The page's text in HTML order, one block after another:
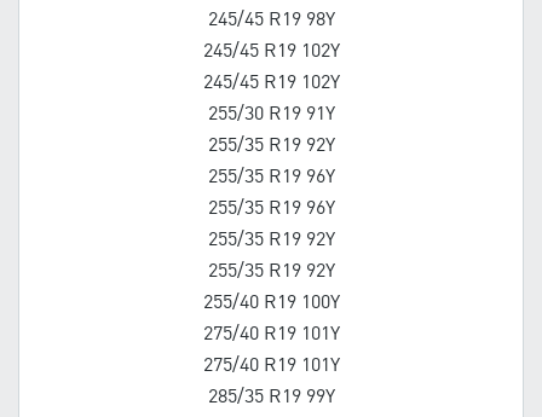
245/45 R19 98Y
245/45 R19 102Y
245/45 R19 102Y
255/30 R19 91Y
255/35 R19 92Y
255/35 R19 96Y
255/35 R19 96Y
255/35 R19 92Y
255/35 R19 92Y
255/40 R19 100Y
275/40 R19 101Y
275/40 R19 101Y
285/35 R19 99Y